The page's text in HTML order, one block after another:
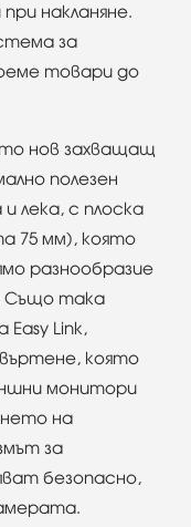
накланяне.
за
товари до
нов захващащ
полезен
лека, с плоска
75 мм), която
разнообразие
Също така
Easy Link,
която
монитори
на
за
безопасно,